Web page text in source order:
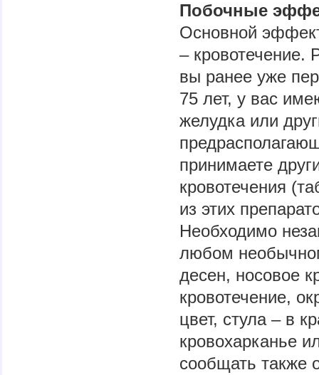
Побочные
Основной
– кровотечение.
вы ранее уже
75 лет, у вас
желудка или
принимаете
кровотечения
из этих
Необходимо
любом
десен, носовое
кровотечение,
цвет, стула – в
кровохарканье
сообщать также